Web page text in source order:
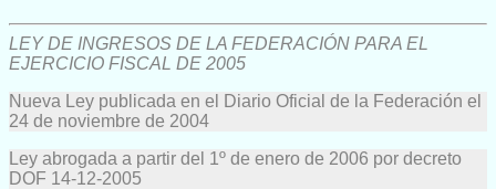
LEY DE INGRESOS DE LA FEDERACIÓN PARA EL
EJERCICIO FISCAL DE 2005
Nueva Ley publicada en el Diario Oficial de la Federación el
24 de noviembre de 2004
Ley abrogada a partir del 1º de enero de 2006 por decreto
DOF 14-12-2005